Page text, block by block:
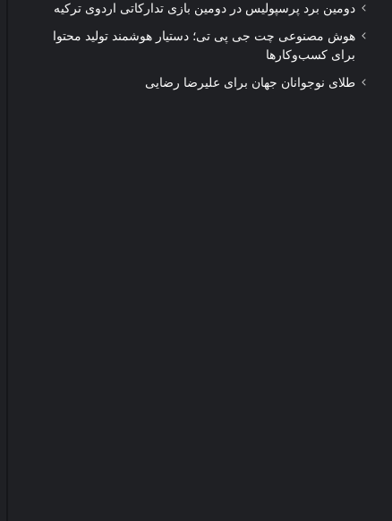
دومین برد پرسپولیس در دومین بازی تدارکاتی اردوی ترکیه
هوش مصنوعی چت جی پی تی؛ دستیار هوشمند تولید محتوا
برای کسب‌وکارها
طلای نوجوانان جهان برای علیرضا رضایی